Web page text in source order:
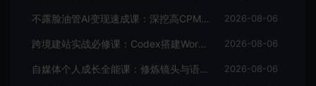
不露脸油管AI变现速成课：深挖高CPM盈利领域，零出镜打造YouTube稳定收益账号 2026-08-06
跨境建站实战必修课：Codex搭建WordPress站点，关键词外链打造谷歌流量阵地 2026-08-06
自媒体个人成长全能课：修炼镜头与语言功底，巧用AI做内容打造个人自媒体IP 2026-08-06